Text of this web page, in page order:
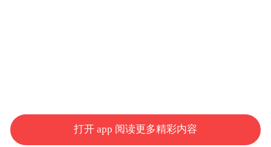
“当时办公楼还是毛坯房的状态，初创团队也
就10多个人。”赵倩刚来的时候，海谱润斯刚
打开 app 阅读更多精彩内容